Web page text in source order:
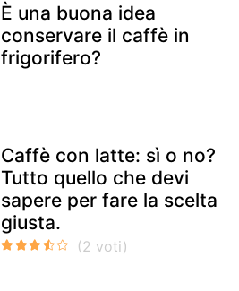
È una buona idea
conservare il caffè in
frigorifero?
Caffè con latte: sì o no?
Tutto quello che devi
sapere per fare la scelta
giusta.